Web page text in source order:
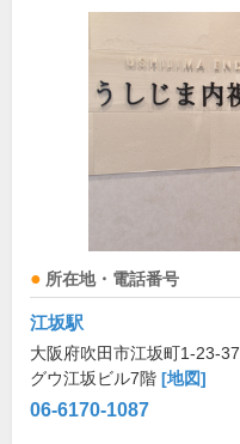
所在地・電話番号
江坂駅
大阪府吹田市江坂町1-23-37
グウ江坂ビル7階 [地図]
06-6170-1087